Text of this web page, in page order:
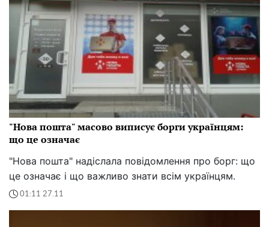
"Нова пошта" масово виписує борги українцям:
що це означає
"Нова пошта" надіслала повідомлення про борг: що
це означає і що важливо знати всім українцям.
01:11 27.11